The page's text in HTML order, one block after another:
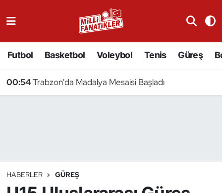
Futbol Basketbol Voleybol Tenis Güreş
00:54Trabzon'da Madalya Mesaisi Başladı
HABERLER GÜREŞ
Badminton
Binicilik